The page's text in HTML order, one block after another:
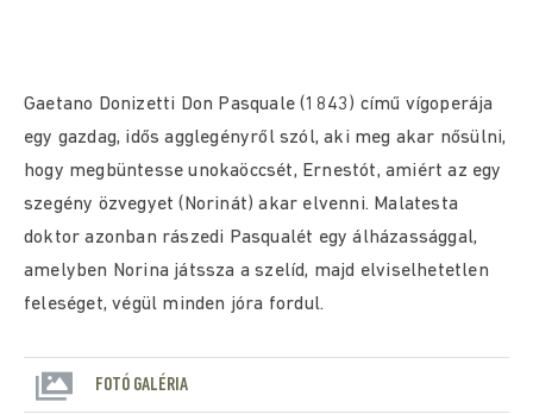
Gaetano Donizetti Don Pasquale (1843) című vígoperája
egy gazdag, idős agglegényről szól, aki meg akar nősülni,
hogy megbüntesse unokaöccsét, Ernestót, amiért az egy
szegény özvegyet (Norinát) akar elvenni. Malatesta
doktor azonban rászedi Pasqualét egy álházassággal,
amelyben Norina játssza a szelíd, majd elviselhetetlen
feleséget, végül minden jóra fordul.
FOTÓ GALÉRIA